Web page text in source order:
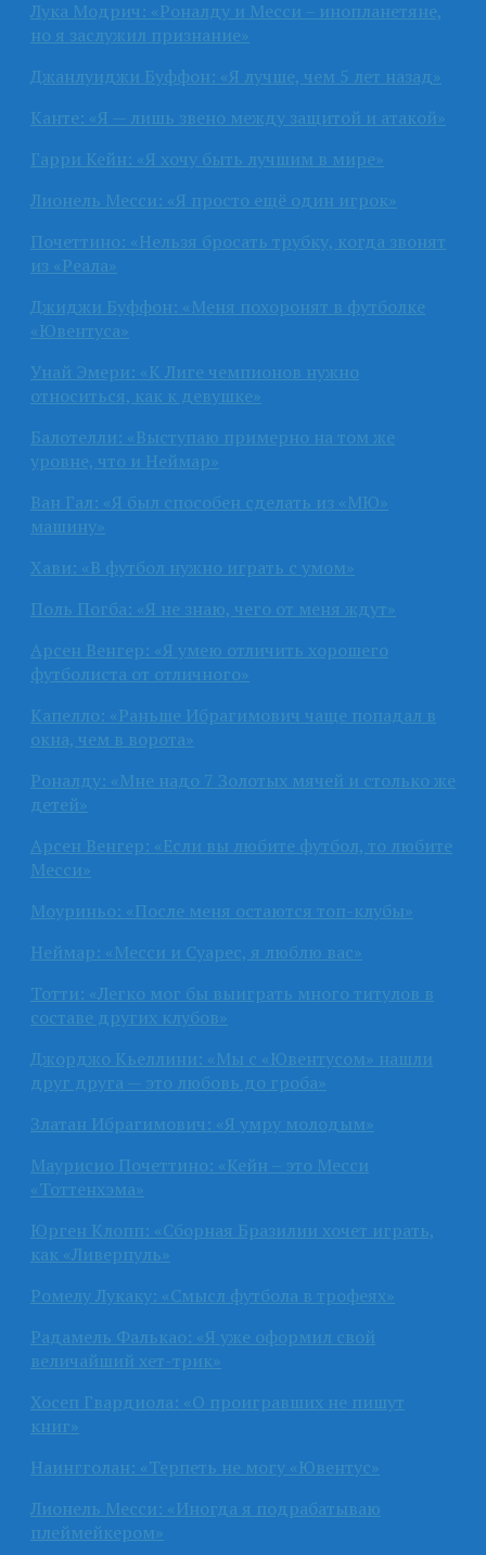
Лука Модрич: «Роналду и Месси – инопланетяне,
но я заслужил признание»
Джанлуиджи Буффон: «Я лучше, чем 5 лет назад»
Канте: «Я — лишь звено между защитой и атакой»
Гарри Кейн: «Я хочу быть лучшим в мире»
Лионель Месси: «Я просто ещё один игрок»
Почеттино: «Нельзя бросать трубку, когда звонят
из «Реала»
Джиджи Буффон: «Меня похоронят в футболке
«Ювентуса»
Унай Эмери: «К Лиге чемпионов нужно
относиться, как к девушке»
Балотелли: «Выступаю примерно на том же
уровне, что и Неймар»
Ван Гал: «Я был способен сделать из «МЮ»
машину»
Хави: «В футбол нужно играть с умом»
Поль Погба: «Я не знаю, чего от меня ждут»
Арсен Венгер: «Я умею отличить хорошего
футболиста от отличного»
Капелло: «Раньше Ибрагимович чаще попадал в
окна, чем в ворота»
Роналду: «Мне надо 7 Золотых мячей и столько же
детей»
Арсен Венгер: «Если вы любите футбол, то любите
Месси»
Моуриньо: «После меня остаются топ-клубы»
Неймар: «Месси и Суарес, я люблю вас»
Тотти: «Легко мог бы выиграть много титулов в
составе других клубов»
Джорджо Кьеллини: «Мы с «Ювентусом» нашли
друг друга — это любовь до гроба»
Златан Ибрагимович: «Я умру молодым»
Маурисио Почеттино: «Кейн – это Месси
«Тоттенхэма»
Юрген Клопп: «Сборная Бразилии хочет играть,
как «Ливерпуль»
Ромелу Лукаку: «Смысл футбола в трофеях»
Радамель Фалькао: «Я уже оформил свой
величайший хет-трик»
Хосеп Гвардиола: «О проигравших не пишут
книг»
Наингголан: «Терпеть не могу «Ювентус»
Лионель Месси: «Иногда я подрабатываю
плеймейкером»